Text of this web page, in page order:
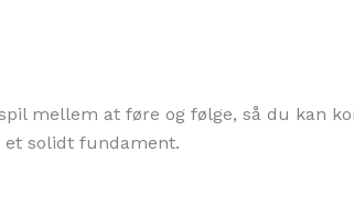
mellem at føre og følge, så du kan
et solidt fundament.